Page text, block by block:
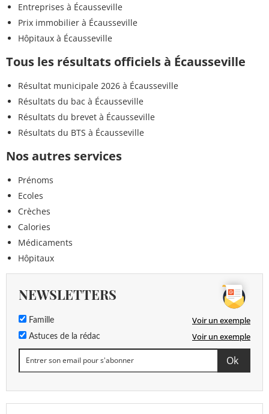
Entreprises à Écausseville
Prix immobilier à Écausseville
Hôpitaux à Écausseville
Tous les résultats officiels à Écausseville
Résultat municipale 2026 à Écausseville
Résultats du bac à Écausseville
Résultats du brevet à Écausseville
Résultats du BTS à Écausseville
Nos autres services
Prénoms
Ecoles
Crèches
Calories
Médicaments
Hôpitaux
NEWSLETTERS
Famille Voir un exemple
Astuces de la rédac Voir un exemple